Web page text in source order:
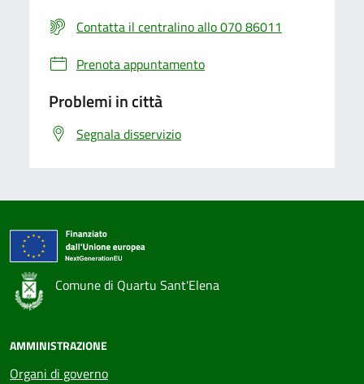
Contatta il centralino allo 070 86011
Prenota appuntamento
Problemi in città
Segnala disservizio
Comune di Quartu Sant'Elena
AMMINISTRAZIONE
Organi di governo